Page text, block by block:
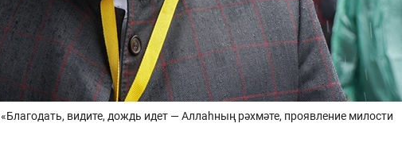
видите, дождь идет — Аллаһның рәхмәте, проявление милости